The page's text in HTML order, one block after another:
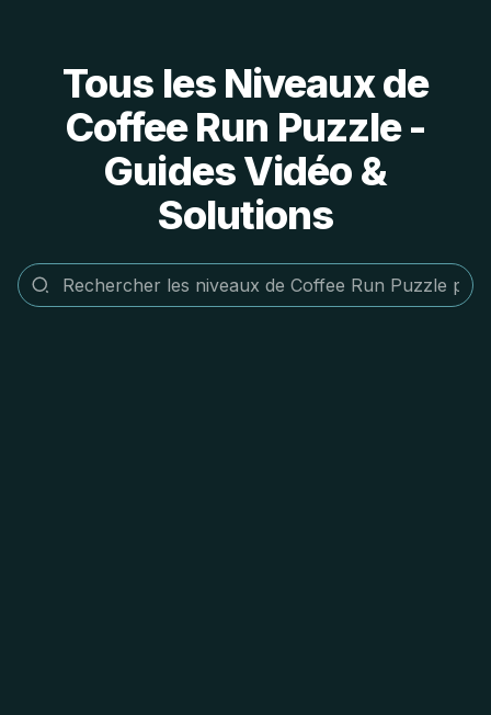
Tous les Niveaux de
Coffee Run Puzzle -
Guides Vidéo &
Solutions